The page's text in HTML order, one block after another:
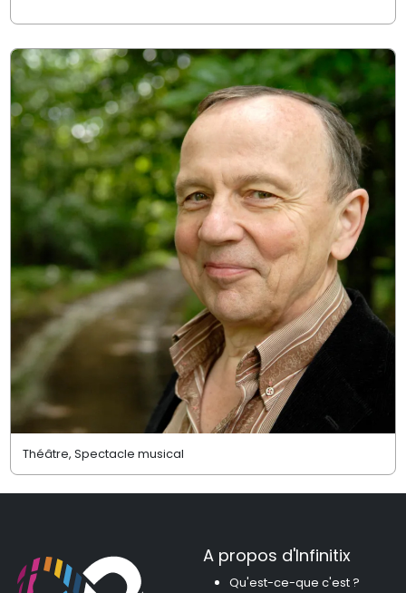
Théâtre, Spectacle musical
A propos d'Infinitix
Qu'est-ce-que c'est ?